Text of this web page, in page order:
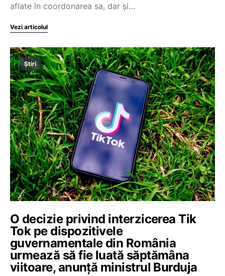
aflate în coordonarea sa, dar și…
Vezi articolul
Știri
O decizie privind interzicerea Tik
Tok pe dispozitivele
guvernamentale din România
urmează să fie luată săptămâna
viitoare, anunță ministrul Burduja